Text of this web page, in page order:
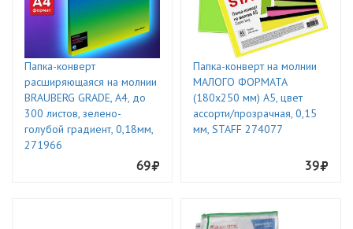
Папка-конверт
расширяющаяся на молнии
BRAUBERG GRADE, А4, до
300 листов, зелено-
голубой градиент, 0,18мм,
271966
69
Папка-конверт на молнии
МАЛОГО ФОРМАТА
(180х250 мм) А5, цвет
ассорти/прозрачная, 0,15
мм, STAFF 274077
39